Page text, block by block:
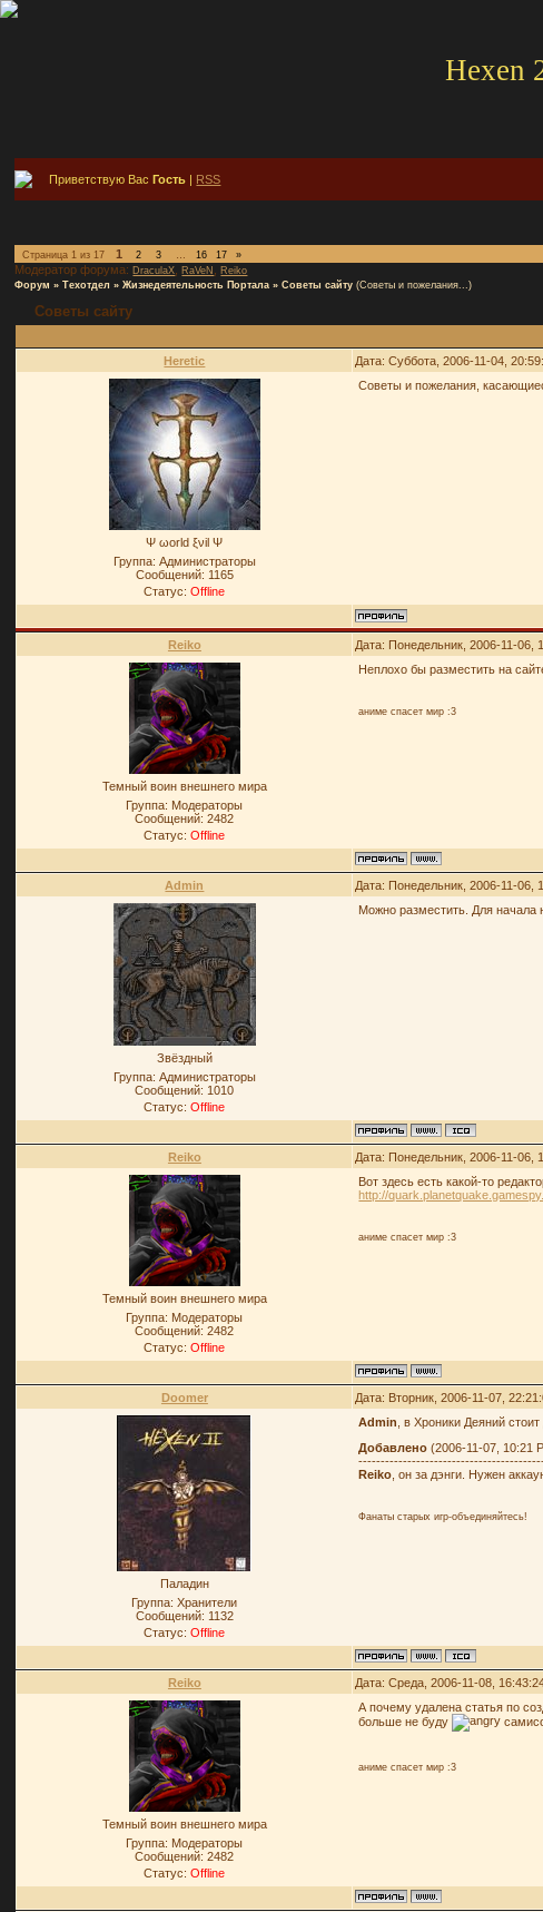
Hexen
Приветствую ВасГость | RSS
Страница 1 из 17 1 2 3 … 16 17 »
Модератор форума:DraculaX ,RaVeN ,Reiko
Форум » Техотдел » Жизнедеятельность Портала » Советы сайту (Советы и пожелания...)
Советы сайту
Heretic Дата: Суббота, 2006-11-04,
Ψ ωοrld ξνil Ψ
Группа: Администраторы
Сообщений: 1165
Статус:Offline
Советы и пожелания,
Reiko Дата: Понедельник, 2006-11-
Темный воин внешнего мира
Группа: Модераторы
Сообщений:2482
Статус:Offline
Неплохо бы разместить на
аниме спасет мир :3
Admin Дата: Понедельник, 2006-11-
Звёздный
Группа: Администраторы
Сообщений: 1010
Статус:Offline
Можно разместить. Для начала
Reiko Дата: Понедельник, 2006-11-
Темный воин внешнего мира
Группа: Модераторы
Сообщений:2482
Статус:Offline
Вот здесь есть какой-то
http://
аниме спасет мир :3
Doomer Дата: Вторник, 2006-11-07,
Паладин
Группа: Хранители
Сообщений: 1132
Статус:Offline
Admin , в Хроники Деяний
Добавлено (2006-11-07, 10:21
Reiko , он за дэнги. Нужен
Фанаты старых игр-объединяйтесь!
Reiko Дата: Среда, 2006-11-08,
Темный воин внешнего мира
Группа: Модераторы
Сообщений:2482
Статус:Offline
А почему удалена статья по
больше не буду
аниме спасет мир :3